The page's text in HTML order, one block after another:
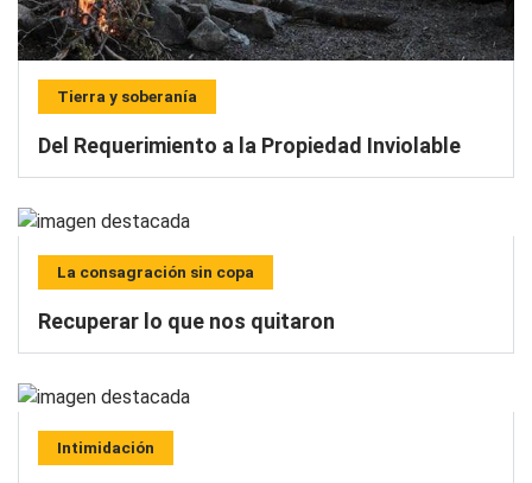
Tierra y soberanía
Del Requerimiento a la Propiedad Inviolable
La consagración sin copa
Recuperar lo que nos quitaron
Intimidación